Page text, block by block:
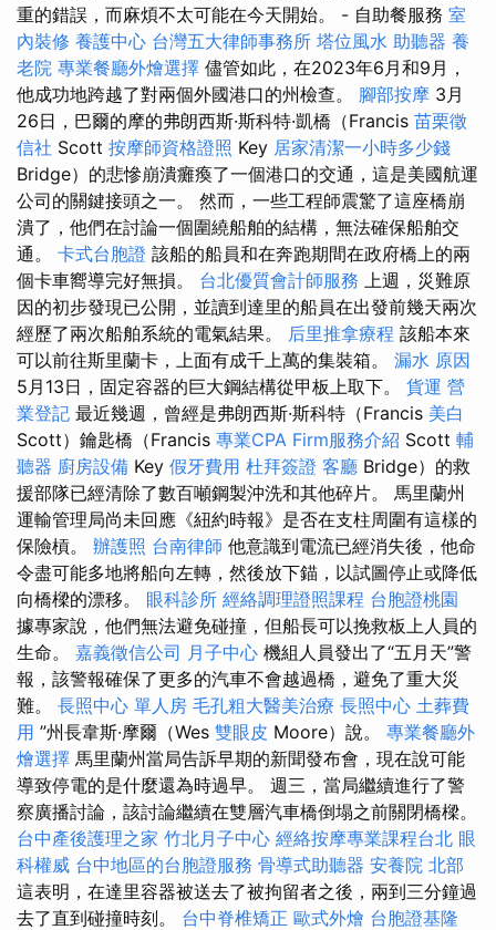
重的錯誤，而麻煩不太可能在今天開始。 - 自助餐服務 室
內裝修 養護中心 台灣五大律師事務所 塔位風水 助聽器 養
老院 專業餐廳外燴選擇 儘管如此，在2023年6月和9月，
他成功地跨越了對兩個外國港口的州檢查。 腳部按摩 3月
26日，巴爾的摩的弗朗西斯·斯科特·凱橋（Francis 苗栗徵
信社 Scott 按摩師資格證照 Key 居家清潔一小時多少錢
Bridge）的悲慘崩潰癱瘓了一個港口的交通，這是美國航運
公司的關鍵接頭之一。 然而，一些工程師震驚了這座橋崩
潰了，他們在討論一個圍繞船舶的結構，無法確保船舶交
通。 卡式台胞證 該船的船員和在奔跑期間在政府橋上的兩
個卡車嚮導完好無損。 台北優質會計師服務 上週，災難原
因的初步發現已公開，並讀到達里的船員在出發前幾天兩次
經歷了兩次船舶系統的電氣結果。 后里推拿療程 該船本來
可以前往斯里蘭卡，上面有成千上萬的集裝箱。 漏水 原因
5月13日，固定容器的巨大鋼結構從甲板上取下。 貨運 營
業登記 最近幾週，曾經是弗朗西斯·斯科特（Francis 美白
Scott）鑰匙橋（Francis 專業CPA Firm服務介紹 Scott 輔
聽器 廚房設備 Key 假牙費用 杜拜簽證 客廳 Bridge）的救
援部隊已經清除了數百噸鋼製沖洗和其他碎片。 馬里蘭州
運輸管理局尚未回應《紐約時報》是否在支柱周圍有這樣的
保險槓。 辦護照 台南律師 他意識到電流已經消失後，他命
令盡可能多地將船向左轉，然後放下錨，以試圖停止或降低
向橋樑的漂移。 眼科診所 經絡調理證照課程 台胞證桃園
據專家說，他們無法避免碰撞，但船長可以挽救板上人員的
生命。 嘉義徵信公司 月子中心 機組人員發出了“五月天”警
報，該警報確保了更多的汽車不會越過橋，避免了重大災
難。 長照中心 單人房 毛孔粗大醫美治療 長照中心 土葬費
用 ”州長韋斯·摩爾（Wes 雙眼皮 Moore）說。 專業餐廳外
燴選擇 馬里蘭州當局告訴早期的新聞發布會，現在說可能
導致停電的是什麼還為時過早。 週三，當局繼續進行了警
察廣播討論，該討論繼續在雙層汽車橋倒塌之前關閉橋樑。
台中產後護理之家 竹北月子中心 經絡按摩專業課程台北 眼
科權威 台中地區的台胞證服務 骨導式助聽器 安養院 北部
這表明，在達里容器被送去了被拘留者之後，兩到三分鐘過
去了直到碰撞時刻。 台中脊椎矯正 歐式外燴 台胞證基隆